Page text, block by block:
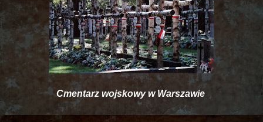
Cmentarz wojskowy w Warszawie